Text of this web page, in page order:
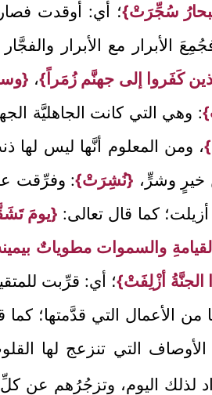
سُجِّرَتْ}؛ أي: أوقدت
مع الأبرار
كَفَروا إلى جهنَّم زُمَراً}،
: وهي التي كانت الجاهليَّة
، ومن المعلوم أنَّها ليس لها
خيرٍ وشرٍّ، {نُشِرَتْ}: وفرِّقت
كما قال تعالى: {يومَ
والسموات مطوياتٌ
الجنَّةُ أزْلِفَتْ}؛ أي: قرِّبت
الأعمال التي قدَّمتها؛ كما
الأوصاف التي تنزعج لها
لذلك اليوم، وتزجُرُهم عن